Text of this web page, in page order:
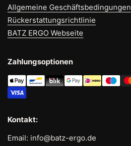
Allgemeine Geschäftsbedingungen
Rückerstattungsrichtlinie
BATZ ERGO Webseite
Zahlungsoptionen
Kontakt:
Email: info@batz-ergo.de